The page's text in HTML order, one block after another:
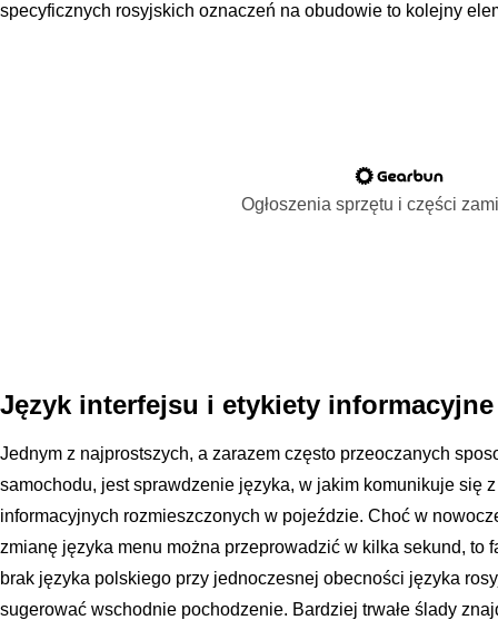
specyficznych rosyjskich oznaczeń na obudowie to kolejny
Ogłoszenia sprzętu i części
Język interfejsu i etykiety informacyjne
Jednym z najprostszych, a zarazem często przeoczanych
samochodu, jest sprawdzenie języka, w jakim komunikuje się
informacyjnych rozmieszczonych w pojeździe. Choć w
zmianę języka menu można przeprowadzić w kilka sekund, to
brak języka polskiego przy jednoczesnej obecności języka
sugerować wschodnie pochodzenie. Bardziej trwałe ślady